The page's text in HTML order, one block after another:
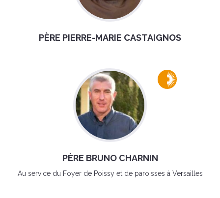
PÈRE PIERRE-MARIE CASTAIGNOS
PÈRE BRUNO CHARNIN
Au service du Foyer de Poissy et de paroisses à Versailles